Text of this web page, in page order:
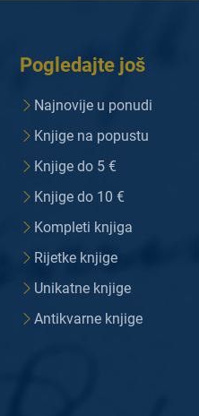
Pogledajte još
Najnovije u ponudi
Knjige na popustu
Knjige do 5 €
Knjige do 10 €
Kompleti knjiga
Rijetke knjige
Unikatne knjige
Antikvarne knjige